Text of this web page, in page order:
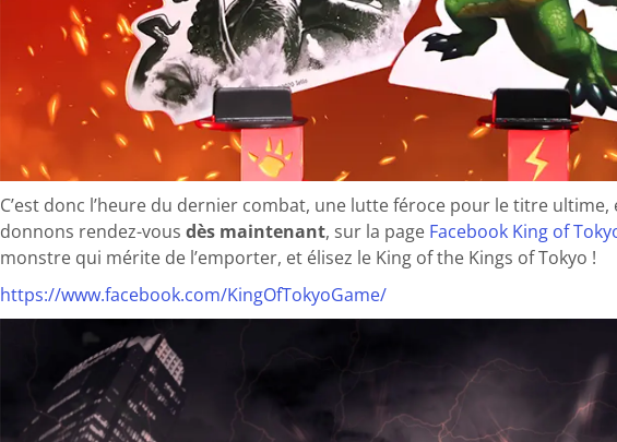
C’est donc l’heure du dernier combat, une lutte féroce pour le titre ultime,
donnons rendez-vousdès maintenant, sur la page Facebook King of
monstre qui mérite de l’emporter, et élisez le King of the Kings of Tokyo !
https://www.facebook.com/KingOfTokyoGame/